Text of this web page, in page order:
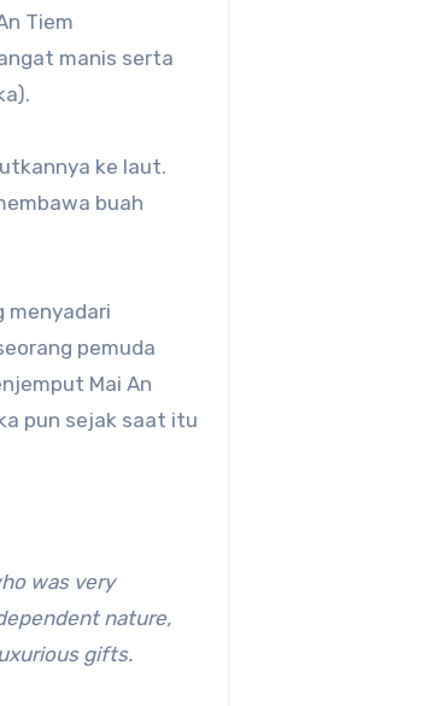
Tiem
manis serta
ke laut.
buah
menyadari
pemuda
Mai An
pun sejak saat itu
was very
nature,
gifts.